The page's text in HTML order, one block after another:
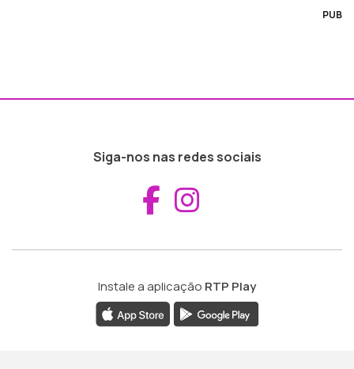
PUB
Siga-nos nas redes sociais
Aceder ao
Instale a aplicação RTP Play